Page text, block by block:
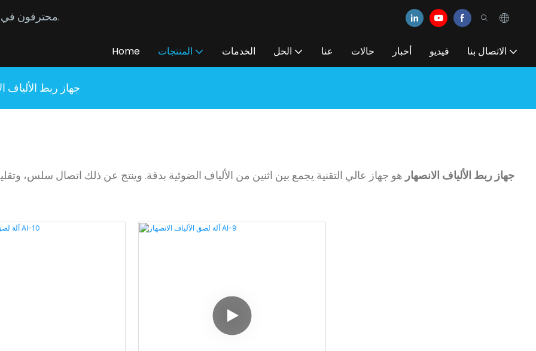
محترفون في تصنيع وتوريد كابلات الألياف الضوئية المخصصة منذ عام 2014.
Home المنتجات الخدمات الحل عنا حالات أخبار فيديو الاتصال بنا
جهاز ربط الألياف
جهاز ربط الألياف الانصهارهو جهاز عالي التقنية يجمع بين اثنين من الألياف الضوئية بدقة. وينتج عن ذلك اتصال سلس،